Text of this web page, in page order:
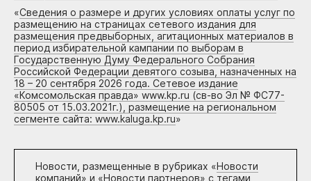
«Сведения о размере и других условиях оплаты услуг по
размещению на страницах сетевого издания для
размещения предвыборных, агитационных материалов в
период избирательной кампании по выборам в
Государственную Думу Федерального Собрания
Российской Федерации девятого созыва, назначенных на
18 – 20 сентября 2026 года. Сетевое издание
«Комсомольская правда» www.kp.ru (св-во Эл № ФС77-
80505 от 15.03.2021г.), размещение на региональном
сегменте сайта: www.kaluga.kp.ru»
Новости, размещенные в рубриках «Новости
компаний» и «Новости партнеров» с тегами